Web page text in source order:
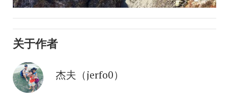
关于作者
杰夫（jerfo0）